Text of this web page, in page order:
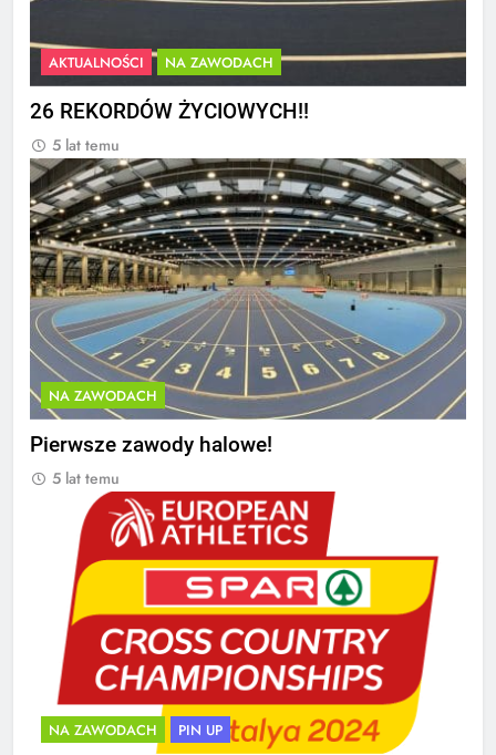
AKTUALNOŚCI NA ZAWODACH
26 REKORDÓW ŻYCIOWYCH!!
5 lat temu
NA ZAWODACH
Pierwsze zawody halowe!
5 lat temu
NA ZAWODACH PIN UP